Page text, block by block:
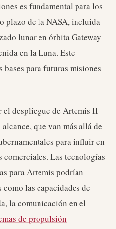
es fundamental para los
plazo de la NASA, incluida
lunar en órbita Gateway
en la Luna. Este
bases para futuras misiones
el despliegue de Artemis II
que van más allá de
para influir en
comerciales. Las tecnologías
para Artemis podrían
como las capacidades de
la comunicación en el
de propulsión